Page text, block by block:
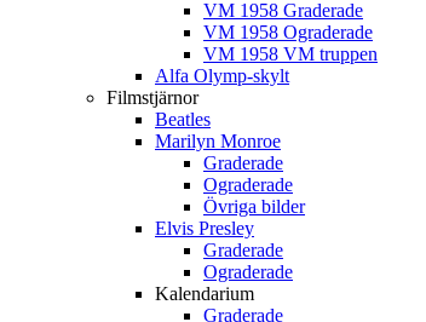
VM 1958 Graderade
VM 1958 Ograderade
VM 1958 VM truppen
Alfa Olymp-skylt
Filmstjärnor
Beatles
Marilyn Monroe
Graderade
Ograderade
Övriga bilder
Elvis Presley
Graderade
Ograderade
Kalendarium
Graderade